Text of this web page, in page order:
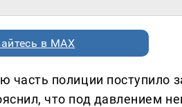
в MAX
часть полиции поступило
что под давлением